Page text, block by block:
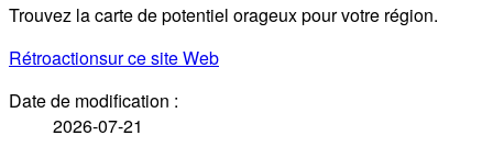
Trouvez la carte de potentiel orageux pour votre région.
Rétroactionsur ce site Web
Date de modification :
2026-07-21